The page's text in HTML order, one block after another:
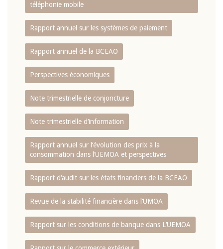
téléphonie mobile
Rapport annuel sur les systèmes de paiement
Rapport annuel de la BCEAO
Perspectives économiques
Note trimestrielle de conjoncture
Note trimestrielle d‘information
Rapport annuel sur l‘évolution des prix à la
consommation dans l‘UEMOA et perspectives
Rapport d‘audit sur les états financiers de la BCEAO
Revue de la stabilité financière dans l‘UMOA
Rapport sur les conditions de banque dans L‘UEMOA